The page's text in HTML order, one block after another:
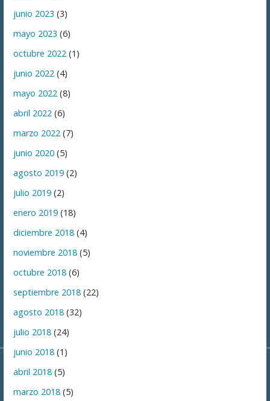
junio 2023 (3)
mayo 2023 (6)
octubre 2022 (1)
junio 2022 (4)
mayo 2022 (8)
abril 2022 (6)
marzo 2022 (7)
junio 2020 (5)
agosto 2019 (2)
julio 2019 (2)
enero 2019 (18)
diciembre 2018 (4)
noviembre 2018 (5)
octubre 2018 (6)
septiembre 2018 (22)
agosto 2018 (32)
julio 2018 (24)
junio 2018 (1)
abril 2018 (5)
marzo 2018 (5)